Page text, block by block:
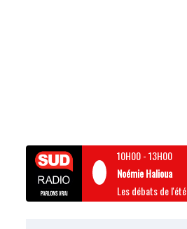
10H00-13H00
Noémie Halioua
Les débats de l'été